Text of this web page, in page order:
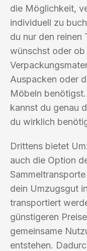
die Möglichkeit,
individuell zu
du nur den reinen
wünschst oder
Auspacken oder
Möbeln
kannst du genau
du wirklich
Drittens bietet
auch die Option
dein Umzugsgut
transportiert
günstigeren
gemeinsame
entstehen.